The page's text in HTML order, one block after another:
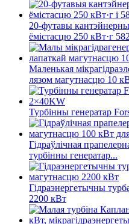
20-футавы
ёмістасцю 250 кВт·г
Маленькая
лязом магутнасцю 10
Турбінны генератар
Гідраўлічная
турбінны генератар...
Гідраэнергетычны
2200 кВт